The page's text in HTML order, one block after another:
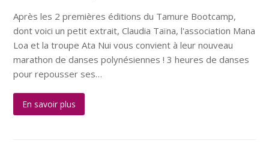
Après les 2 premières éditions du Tamure Bootcamp,
dont voici un petit extrait, Claudia Taïna, l'association Mana
Loa et la troupe Ata Nui vous convient à leur nouveau
marathon de danses polynésiennes ! 3 heures de danses
pour repousser ses…
En savoir plus